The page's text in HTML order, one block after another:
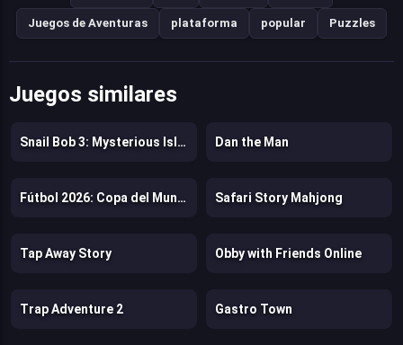
Juegos de Aventuras plataforma popular Puzzles
Juegos similares
Snail Bob 3: Mysterious Island Dan the Man
Fútbol 2026: Copa del Mundo Safari Story Mahjong
Tap Away Story Obby with Friends Online
Trap Adventure 2 Gastro Town